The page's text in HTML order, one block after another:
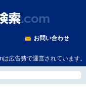
お問い合わせ
広告費で運営されています。